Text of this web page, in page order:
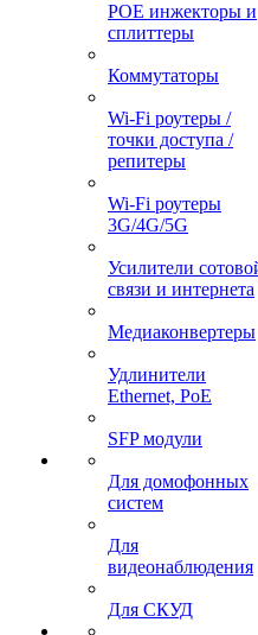
POE инжекторы и
сплиттеры
Коммутаторы
Wi-Fi роутеры /
точки доступа /
репитеры
Wi-Fi роутеры
3G/4G/5G
Усилители
связи и интернета
Медиаконвертеры
Удлинители
Ethernet, PoE
SFP модули
Для домофонных
систем
Для
видеонаблюдения
Для СКУД